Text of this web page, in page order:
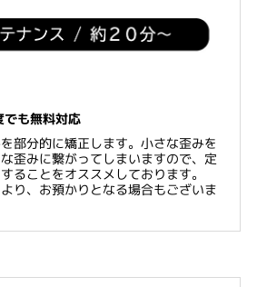
も無料対応
部分的に矯正します。小さな歪みを
歪みに繋がってしまいますので、定
ることをオススメしております。
り、お預かりとなる場合もございま